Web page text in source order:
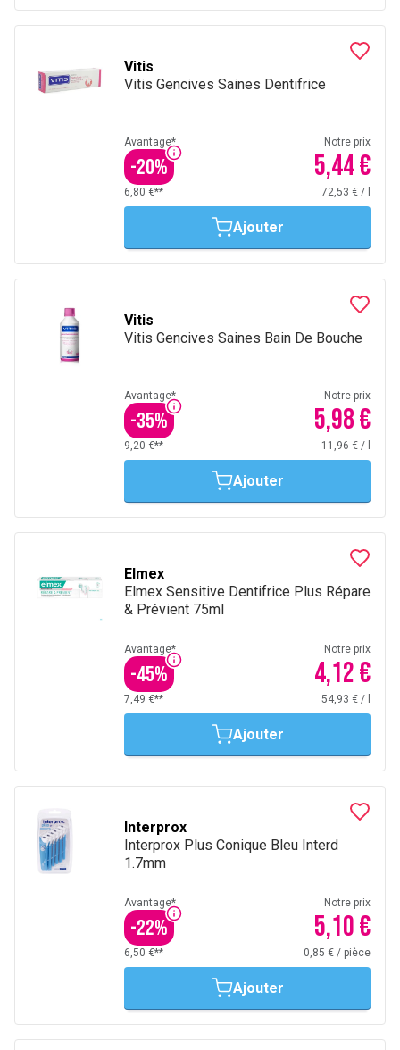
Vitis
Vitis Gencives Saines Dentifrice
Avantage*
-20%
Notre prix
5,44 €
6,80 €** 72,53 € /
Ajouter
Vitis
Vitis Gencives Saines Bain De Bouche
Avantage*
-35%
Notre prix
5,98 €
9,20 €** 11,96 € /
Ajouter
Elmex
Elmex Sensitive Dentifrice Plus Répare
& Prévient 75ml
Avantage*
-45%
Notre prix
4,12 €
7,49 €** 54,93 € /
Ajouter
Interprox
Interprox Plus Conique Bleu Interd
1.7mm
Avantage*
-22%
Notre prix
5,10 €
6,50 €** 0,85 € / pièce
Ajouter